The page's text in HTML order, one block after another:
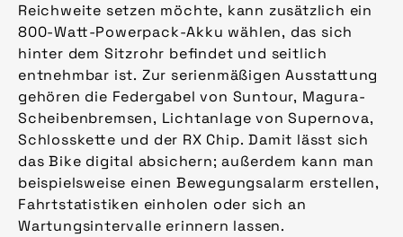
Reichweite setzen möchte, kann zusätzlich ein
800-Watt-Powerpack-Akku wählen, das sich
hinter dem Sitzrohr befindet und seitlich
entnehmbar ist. Zur serienmäßigen Ausstattung
gehören die Federgabel von Suntour, Magura-
Scheibenbremsen, Lichtanlage von Supernova,
Schlosskette und der RX Chip. Damit lässt sich
das Bike digital absichern; außerdem kann man
beispielsweise einen Bewegungsalarm erstellen,
Fahrtstatistiken einholen oder sich an
Wartungsintervalle erinnern lassen.